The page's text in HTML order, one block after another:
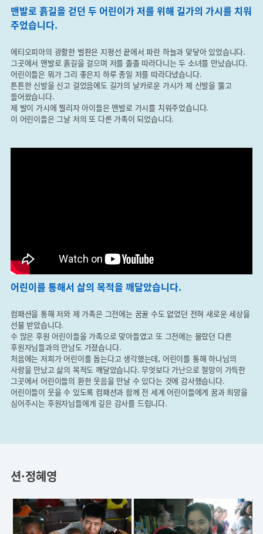
맨발로 흙길을 걷던 두 어린이가 저를 위해 길가의 가시를 치워
주었습니다.
에티오피아의 광활한 벌판은 지평선 끝에서 파란 하늘과 맞닿아 있었습니다.
그곳에서 맨발로 흙길을 걸으며 저를 졸졸 따라다니는 두 소녀를 만났습니다.
어린이들은 뭐가 그리 좋은지 하루 종일 저를 따라다녔습니다.
튼튼한 신발을 신고 걸었음에도 길가의 날카로운 가시가 제 신발을 뚫고
들어왔습니다.
제 발이 가시에 찔리자 아이들은 맨발로 가시를 치워주었습니다.
이 어린이들은 그날 저의 또 다른 가족이 되었습니다.
어린이를 통해서 삶의 목적을 깨달았습니다.
컴패션을 통해 저와 제 가족은 그전에는 꿈꿀 수도 없었던 전혀 새로운 세상을
선물 받았습니다.
수 많은 후원 어린이들을 가족으로 맞아들였고 또 그전에는 몰랐던 다른
후원자님들과의 만남도 가졌습니다.
처음에는 저희가 어린이를 돕는다고 생각했는데, 어린이를 통해 하나님의
사랑을 만났고 삶의 목적도 깨달았습니다. 무엇보다 가난으로 절망이 가득한
그곳에서 어린이들의 환한 웃음을 만날 수 있다는 것에 감사했습니다.
어린이들이 웃을 수 있도록 컴패션과 함께 전 세계 어린이들에게 꿈과 희망을
심어주시는 후원자님들에게 깊은 감사를 드립니다.
션·정혜영